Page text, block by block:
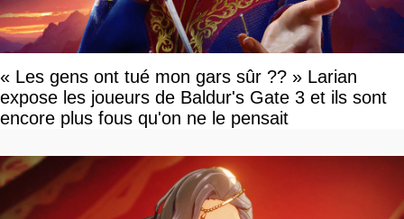
« Les gens ont tué mon gars sûr ?? » Larian
expose les joueurs de Baldur's Gate 3 et ils sont
encore plus fous qu'on ne le pensait